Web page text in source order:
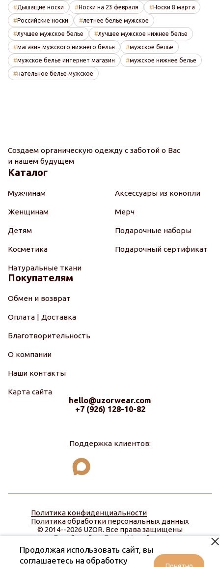
Дышащие носки Носки на 23 февраля Носки 8 марта
Российские носки летнее белье мужское
лучшее мужское белье лучшее мужское нижнее белье
магазин мужского нижнего белья мужское белье
мужское белье интернет магазин мужское нижнее белье
нательное белье мужское
Создаем органическую одежду с заботой о Вас
и нашем будущем
Каталог
Мужчинам
Женщинам
Детям
Косметика
Натуральные ткани
Аксессуары из конопли
Мерч
Подарочные наборы
Подарочный сертификат
Покупателям
Обмен и возврат
Оплата | Доставка
Благотворительность
О компании
Наши контакты
Карта сайта
hello@uzorwear.com
+7 (926) 128-10-82
Поддержка клиентов:
Политика конфиденциальности
Политика обработки персональных данных
© 2014--2026 UZOR. Все права защищены
Дизайн сайта:Диана Меняйлова
Продолжая использовать сайт, вы
соглашаетесь на обработку